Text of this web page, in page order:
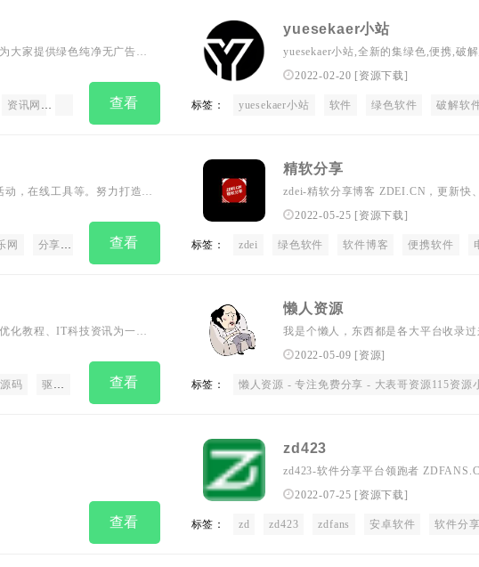
大家提供绿色纯净无广告、
资讯网 软件下载 网站源码 小程序源码
查看
yuesekaer小站
yuesekaer小站,全新的集绿色,便携,破
2022-02-20 [资源下载]
标签： yuesekaer小站 软件 绿色软件 破解软
，在线工具等。努力打造出
网 分享网 查看
精软分享
zdei-精软分享博客 ZDEI.CN，更新快
享，守住互联网最后的一片净土。保证
2022-05-25 [资源下载]
标签： zdei 绿色软件 软件博客 便携软件
化教程、IT科技资讯为一体
你我分享的
源码 驱动 操作系统 办公软件 资源下载
查看
懒人资源
我是个懒人，东西都是各大平台收录
平台。 大表哥资源115资源小刀娱乐
2022-05-09 [资源]
标签： 懒人资源 - 专注免费分享 - 大表哥资源115资源小刀娱乐小K资源娱乐网 - 源码基地 - 网赚项目 - 绿色基地
查看
zd423
zd423-软件分享平台领跑者
的知名软件分享站！
2022-07-25 [资源下载]
标签： zd zd423 zdfans 安卓软件 软件分享